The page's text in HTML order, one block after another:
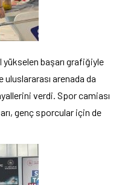
yükselen başarı grafiğiyle
arenada da
verdi. Spor camiası
genç sporcular için de